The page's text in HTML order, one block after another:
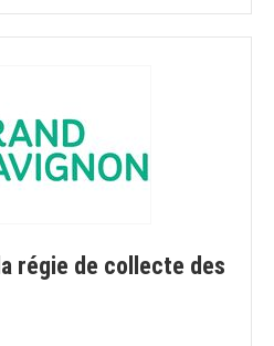
régie de collecte des